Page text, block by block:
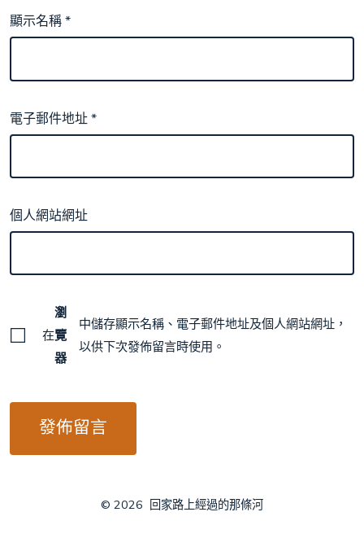
顯示名稱*
電子郵件地址*
個人網站網址
在
瀏
覽
器
中儲存顯示名稱、電子郵件地址及個人網站網址，
以供下次發佈留言時使用。
© 2026 回家路上經過的那條河